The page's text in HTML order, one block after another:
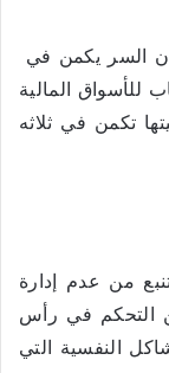
السر يكمن في
للأسواق المالية
تكمن في ثلاثه
من عدم إدارة
التحكم في رأس
النفسية التي